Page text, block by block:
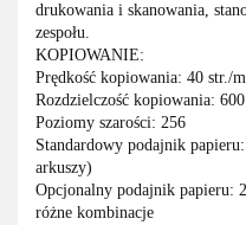
drukowania i skanowania,
zespołu.
KOPIOWANIE:
Prędkość kopiowania: 40 str./
Rozdzielczość kopiowania:
Poziomy szarości: 256
Standardowy podajnik
arkuszy)
Opcjonalny podajnik papieru:
różne kombinacje